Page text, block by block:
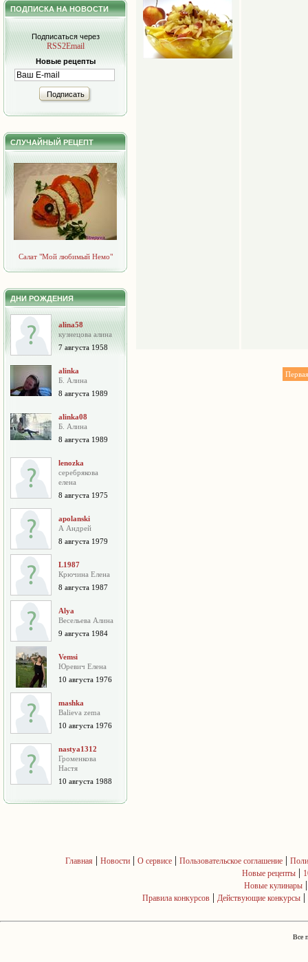
ПОДПИСКА НА НОВОСТИ
Подписаться через
RSS2Email
Новые рецепты
Подписать
СЛУЧАЙНЫЙ РЕЦЕПТ
Салат "Мой любимый Немо"
ДНИ РОЖДЕНИЯ
alina58
кузнецова алина
7 августа 1958
alinka
Б. Алина
8 августа 1989
alinka08
Б. Алина
8 августа 1989
lenozka
серебрякова
елена
8 августа 1975
apolanski
А Андрей
8 августа 1979
L1987
Крючина Елена
8 августа 1987
Alya
Весельева Алина
9 августа 1984
Vemsi
Юревич Елена
10 августа 1976
mashka
Balieva zema
10 августа 1976
nastya1312
Громенкова
Настя
10 августа 1988
Первая
Главная | Новости| О сервисе| Пользовательское соглашение|
Новые рецепты |
Новые кулинары
Правила конкурсов | Действующие конкурсы |
Все